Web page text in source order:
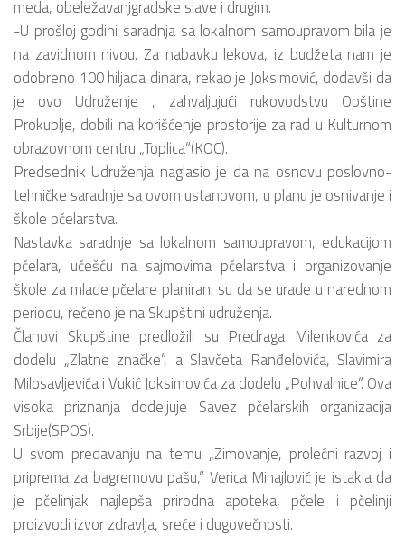
meda, obeležavanjgradske slave i drugim.
-U prošloj godini saradnja sa lokalnom samoupravom bila je
na zavidnom nivou. Za nabavku lekova, iz budžeta nam je
odobreno 100 hiljada dinara, rekao je Joksimović, dodavši da
je ovo Udruženje , zahvaljujući rukovodstvu Opštine
Prokuplje, dobili na korišćenje prostorije za rad u Kulturnom
obrazovnom centru „Toplica“(KOC).
Predsednik Udruženja naglasio je da na osnovu poslovno-
tehničke saradnje sa ovom ustanovom, u planu je osnivanje i
škole pčelarstva.
Nastavka saradnje sa lokalnom samoupravom, edukacijom
pčelara, učešću na sajmovima pčelarstva i organizovanje
škole za mlade pčelare planirani su da se urade u narednom
periodu, rečeno je na Skupštini udruženja.
Članovi Skupštine predložili su Predraga Milenkovića za
dodelu „Zlatne značke“, a Slavčeta Ranđelovića, Slavimira
Milosavljevića i Vukić Joksimovića za dodelu „Pohvalnice“. Ova
visoka priznanja dodeljuje Savez pčelarskih organizacija
Srbije(SPOS).
U svom predavanju na temu „Zimovanje, prolećni razvoj i
priprema za bagremovu pašu,“ Verica Mihajlović je istakla da
je pčelinjak najlepša prirodna apoteka, pčele i pčelinji
proizvodi izvor zdravlja, sreće i dugovečnosti.